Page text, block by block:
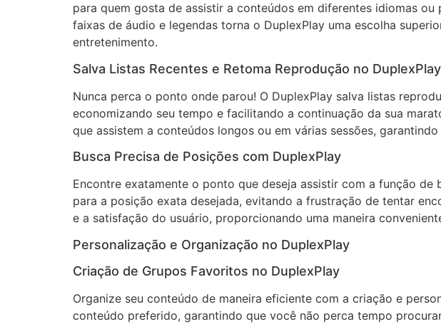
para quem gosta de assistir a conteúdos em diferentes idiomas
faixas de áudio e legendas torna o DuplexPlay uma escolha
entretenimento.
Salva Listas Recentes e Retoma Reprodução no DuplexPlay
Nunca perca o ponto onde parou! O DuplexPlay salva listas
economizando seu tempo e facilitando a continuação da sua
que assistem a conteúdos longos ou em várias sessões,
Busca Precisa de Posições com DuplexPlay
Encontre exatamente o ponto que deseja assistir com a função
para a posição exata desejada, evitando a frustração de tentar
e a satisfação do usuário, proporcionando uma maneira
Personalização e Organização no DuplexPlay
Criação de Grupos Favoritos no DuplexPlay
Organize seu conteúdo de maneira eficiente com a criação e
conteúdo preferido, garantindo que você não perca tempo